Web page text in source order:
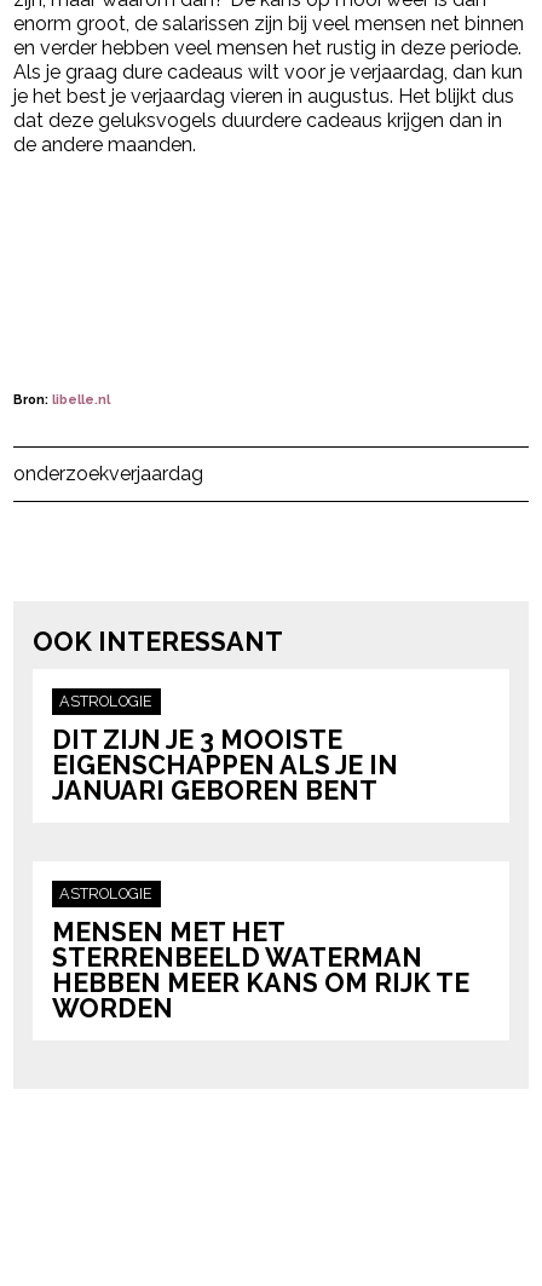
enorm groot, de salarissen zijn bij veel mensen net binnen
en verder hebben veel mensen het rustig in deze periode.
Als je graag dure cadeaus wilt voor je verjaardag, dan kun
je het best je verjaardag vieren in augustus. Het blijkt dus
dat deze geluksvogels duurdere cadeaus krijgen dan in
de andere maanden.
Bron:libelle.nl
Post Views: 67
onderzoekverjaardag
OOK INTERESSANT
ASTROLOGIE
DIT ZIJN JE 3 MOOISTE
EIGENSCHAPPEN ALS JE IN
JANUARI GEBOREN BENT
ASTROLOGIE
MENSEN MET HET
STERRENBEELD WATERMAN
HEBBEN MEER KANS OM RIJK TE
WORDEN